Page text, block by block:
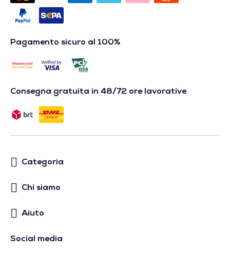
Pagamento sicuro al 100%
Consegna gratuita in 48/72 ore lavorative
Categoria
Chi siamo
Aiuto
Social media